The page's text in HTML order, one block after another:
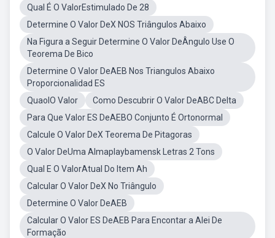
Qual É O ValorEstimulado De 28
Determine O Valor DeX NOS Triângulos Abaixo
Na Figura a Seguir Determine O Valor DeÂngulo Use O
Teorema De Bico
Determine O Valor DeAEB Nos Triangulos Abaixo
Proporcionalidad ES
QuaolO Valor
Como Descubrir O Valor DeABC Delta
Para Que Valor ES DeAEBO Conjunto É Ortonormal
Calcule O Valor DeX Teorema De Pitagoras
O Valor DeUma Almaplaybamensk Letras 2 Tons
Qual E O ValorAtual Do Item Ah
Calcular O Valor DeX No Triângulo
Determine O Valor DeAEB
Calcular O Valor ES DeAEB Para Encontar a Alei De
Formação